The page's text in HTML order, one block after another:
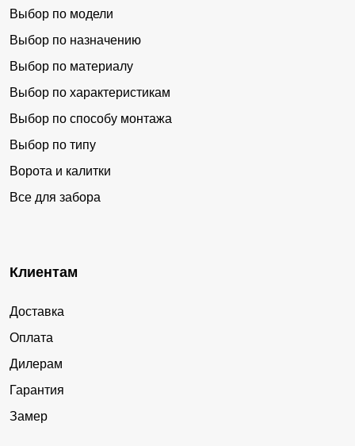
Выбор по модели
Выбор по назначению
Выбор по материалу
Выбор по характеристикам
Выбор по способу монтажа
Выбор по типу
Ворота и калитки
Все для забора
Клиентам
Доставка
Оплата
Дилерам
Гарантия
Замер